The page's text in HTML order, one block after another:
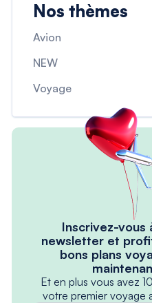
Nos thèmes
Avion
NEW
Voyage
Inscrivez-vous
newsletter et
bons plans
Et en plus vous avez
votre premier voyage